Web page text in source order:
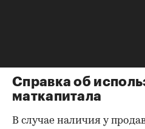
Справка об
маткапитала
В случае наличия у